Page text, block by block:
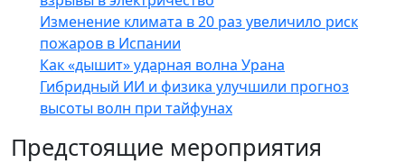
Изменение климата в 20 раз увеличило риск
пожаров в Испании
Как «дышит» ударная волна Урана
Гибридный ИИ и физика улучшили прогноз
высоты волн при тайфунах
Предстоящие мероприятия